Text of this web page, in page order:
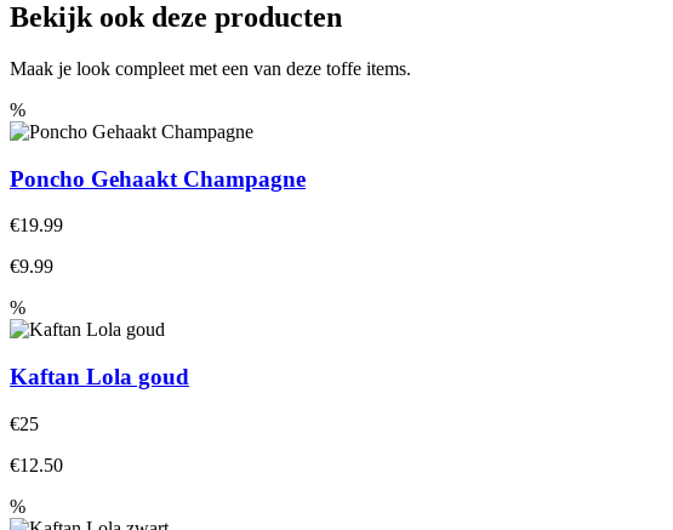
Bekijk ook deze producten
Maak je look compleet met een van deze toffe items.
%
Poncho Gehaakt Champagne
€19.99
€9.99
%
Kaftan Lola goud
€25
€12.50
%